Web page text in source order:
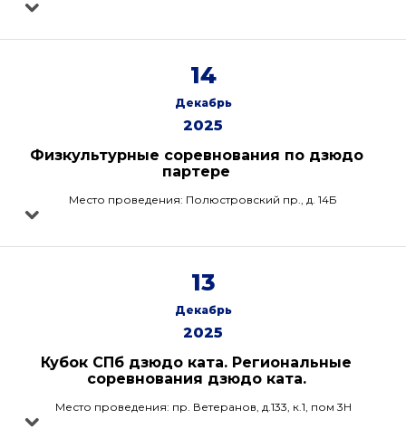
14
Декабрь
2025
Физкультурные соревнования по дзюдо
партере
Место проведения: Полюстровский пр., д. 14Б
13
Декабрь
2025
Кубок СПб дзюдо ката. Региональные
соревнования дзюдо ката.
Место проведения: пр. Ветеранов, д.133, к.1, пом 3Н